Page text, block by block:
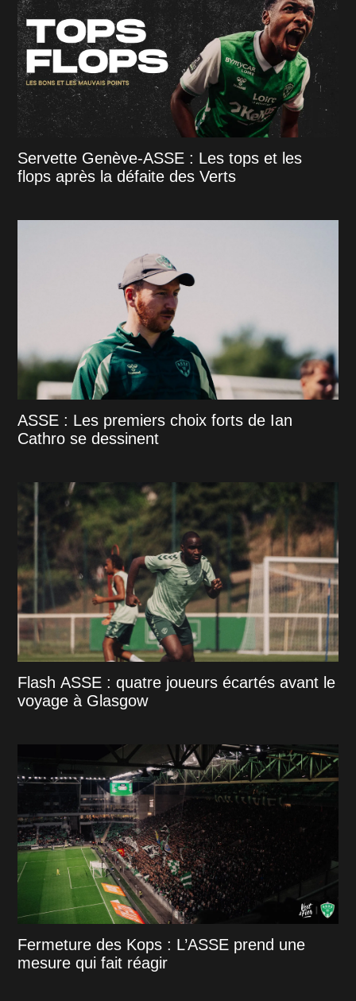
Servette Genève-ASSE : Les tops et les
flops après la défaite des Verts
ASSE : Les premiers choix forts de Ian
Cathro se dessinent
Flash ASSE : quatre joueurs écartés avant le
voyage à Glasgow
Fermeture des Kops : L’ASSE prend une
mesure qui fait réagir